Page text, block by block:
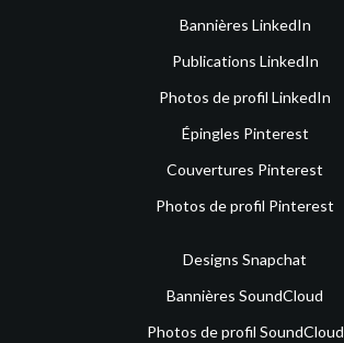
Bannières LinkedIn
Publications LinkedIn
Photos de profil LinkedIn
Épingles Pinterest
Couvertures Pinterest
Photos de profil Pinterest
Designs Snapchat
Bannières SoundCloud
Photos de profil SoundCloud